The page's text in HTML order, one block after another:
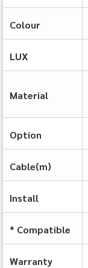
Colour
LUX
Material
Option
Cable(m)
Install
* Compatible
Warranty